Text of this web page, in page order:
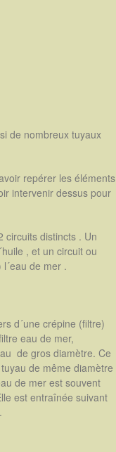
de nombreux tuyaux
repérer les éléments
intervenir dessus pour
circuits distincts . Un
, et un circuit ou
de mer .
d´une crépine (filtre)
eau de mer,
de gros diamètre. Ce
de même diamètre
de mer est souvent
est entraînée suivant